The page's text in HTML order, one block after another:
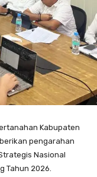
Kabupaten
pengarahan
Nasional
Tahun 2026.